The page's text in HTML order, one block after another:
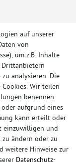
Rechte vorbehalten.
Versandkosten
Komplettanlagen,
Fächerkrümmer,
auf unserer
von
um z.B. Inhalte
Drittanbietern
analysieren. Die
Wir teilen
benennen.
aufgrund eines
kann erteilt oder
einzuwilligen und
ändern oder zu
weitere Hinweise zur
Daten­schutz­